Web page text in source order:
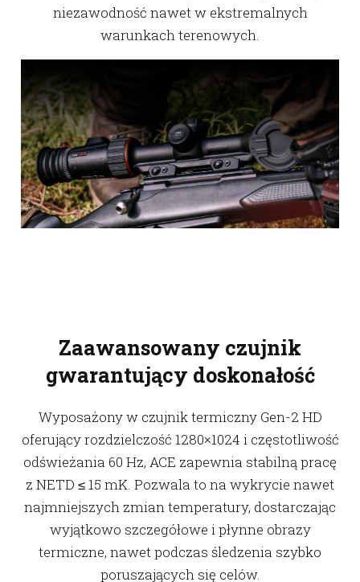
niezawodność nawet w ekstremalnych
warunkach terenowych.
Zaawansowany czujnik
gwarantujący doskonałość
Wyposażony w czujnik termiczny Gen-2 HD
oferujący rozdzielczość 1280×1024 i częstotliwość
odświeżania 60 Hz, ACE zapewnia stabilną pracę
z NETD ≤ 15 mK. Pozwala to na wykrycie nawet
najmniejszych zmian temperatury, dostarczając
wyjątkowo szczegółowe i płynne obrazy
termiczne, nawet podczas śledzenia szybko
poruszających się celów.